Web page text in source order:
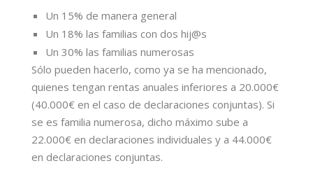
Un 15% de manera general
Un 18% las familias con dos hij@s
Un 30% las familias numerosas
Sólo pueden hacerlo, como ya se ha mencionado,
quienes tengan rentas anuales inferiores a 20.000€
(40.000€ en el caso de declaraciones conjuntas). Si
se es familia numerosa, dicho máximo sube a
22.000€ en declaraciones individuales y a 44.000€
en declaraciones conjuntas.